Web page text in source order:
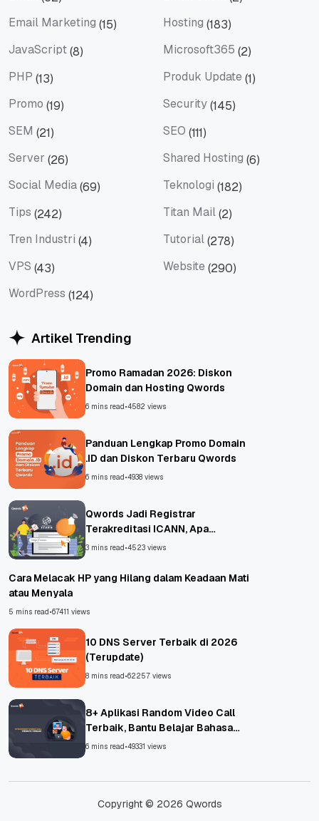
Email Marketing (15) Hosting (183)
JavaScript(8) Microsoft365 (2)
PHP (13) Produk Update (1)
Promo (19) Security(145)
SEM (21) SEO (111)
Server (26) Shared Hosting (6)
Social Media(69) Teknologi (182)
Tips (242) Titan Mail(2)
Tren Industri (4) Tutorial(278)
VPS (43) Website (290)
WordPress (124)
Artikel Trending
Promo Ramadan 2026: Diskon
Domain dan Hosting Qwords
6 mins read•4582 views
Panduan Lengkap Promo Domain
.ID dan Diskon Terbaru Qwords
6 mins read•4938 views
Qwords Jadi Registrar
Terakreditasi ICANN, Apa
Untungnya?
3 mins read•4523 views
Cara Melacak HP yang Hilang dalam Keadaan Mati
atau Menyala
5 mins read•67411 views
10 DNS Server Terbaik di 2026
(Terupdate)
8 mins read•62257 views
8+ Aplikasi Random Video Call
Terbaik, Bantu Belajar Bahasa
Asing!
6 mins read•49331 views
Copyright © 2026 Qwords